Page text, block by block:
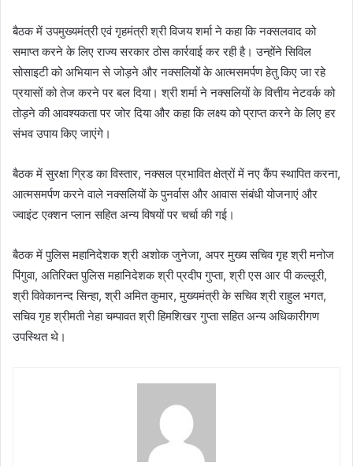
बैठक में उपमुख्यमंत्री एवं गृहमंत्री श्री विजय शर्मा ने कहा कि नक्सलवाद को
समाप्त करने के लिए राज्य सरकार ठोस कार्रवाई कर रही है। उन्होंने सिविल
सोसाइटी को अभियान से जोड़ने और नक्सलियों के आत्मसमर्पण हेतु किए जा रहे
प्रयासों को तेज करने पर बल दिया। श्री शर्मा ने नक्सलियों के वित्तीय नेटवर्क को
तोड़ने की आवश्यकता पर जोर दिया और कहा कि लक्ष्य को प्राप्त करने के लिए हर
संभव उपाय किए जाएंगे।
बैठक में सुरक्षा ग्रिड का विस्तार, नक्सल प्रभावित क्षेत्रों में नए कैंप स्थापित करना,
आत्मसमर्पण करने वाले नक्सलियों के पुनर्वास और आवास संबंधी योजनाएं और
ज्वाइंट एक्शन प्लान सहित अन्य विषयों पर चर्चा की गई।
बैठक में पुलिस महानिदेशक श्री अशोक जुनेजा, अपर मुख्य सचिव गृह श्री मनोज
पिंगुवा, अतिरिक्त पुलिस महानिदेशक श्री प्रदीप गुप्ता, श्री एस आर पी कल्लूरी,
श्री विवेकानन्द सिन्हा, श्री अमित कुमार, मुख्यमंत्री के सचिव श्री राहुल भगत,
सचिव गृह श्रीमती नेहा चम्पावत श्री हिमशिखर गुप्ता सहित अन्य अधिकारीगण
उपस्थित थे।